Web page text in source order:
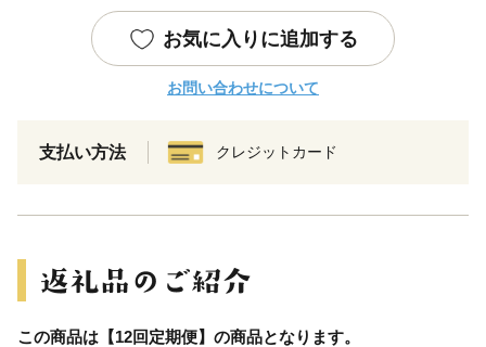
お気に入りに追加する
お問い合わせについて
支払い方法 クレジットカード
この商品は【12回定期便】の商品となります。